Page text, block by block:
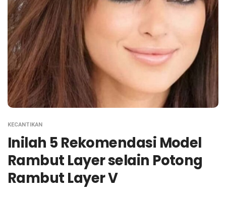
KECANTIKAN
Inilah 5 Rekomendasi Model
Rambut Layer selain Potong
Rambut Layer V